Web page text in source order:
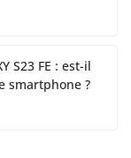
S23 FE : est-il
smartphone ?